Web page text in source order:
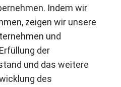
Indem wir
zeigen wir unsere
und
der
und das weitere
des